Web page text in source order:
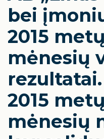
bei
2015
mėnesių
rezultatai.
2015
mėnesių